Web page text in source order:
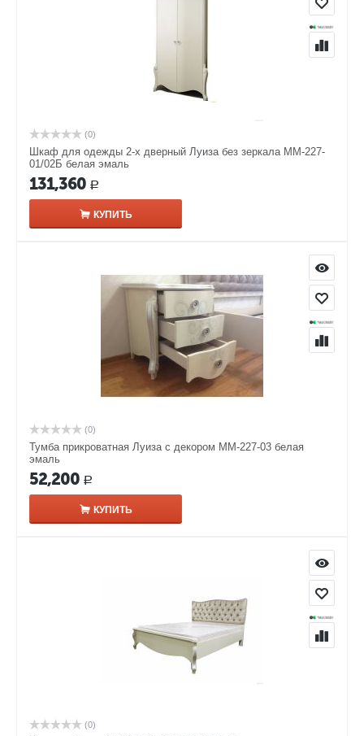
(0)
Шкаф для одежды 2-х дверный Луиза без зеркала ММ-227-
01/02Б белая эмаль
131,360 Р
КУПИТЬ
(0)
Тумба прикроватная Луиза с декором ММ-227-03 белая
эмаль
52,200 Р
КУПИТЬ
(0)